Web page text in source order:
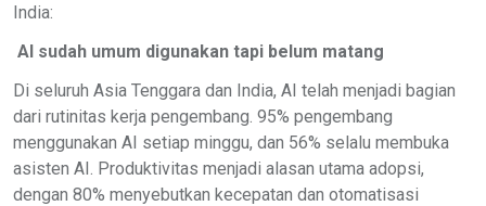
India:
AI sudah umum digunakan tapi belum matang
Di seluruh Asia Tenggara dan India, AI telah menjadi bagian
dari rutinitas kerja pengembang. 95% pengembang
menggunakan AI setiap minggu, dan 56% selalu membuka
asisten AI. Produktivitas menjadi alasan utama adopsi,
dengan 80% menyebutkan kecepatan dan otomatisasi